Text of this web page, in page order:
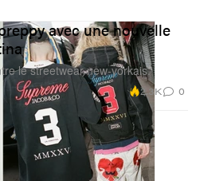
avec une nouvelle
le streetwear new-yorkais.
2.3K 0